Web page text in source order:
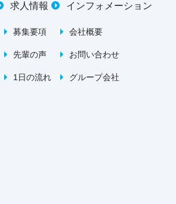
求人情報
募集要項
先輩の声
1日の流れ
インフォメーション
会社概要
お問い合わせ
グループ会社